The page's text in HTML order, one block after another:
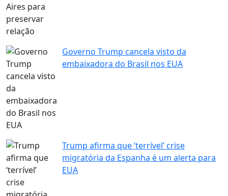
Governo Trump cancela visto da
embaixadora do Brasil nos EUA
Trump afirma que ‘terrível’ crise
migratória da Espanha é um alerta para
EUA